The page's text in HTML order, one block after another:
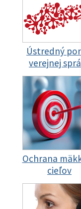
Ústredný
verejnej
Ochrana
cieľov